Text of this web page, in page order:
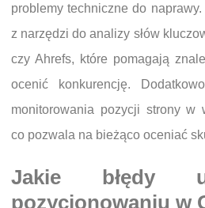
problemy techniczne do
z narzędzi do analizy słów
czy Ahrefs, które pomagają
ocenić konkurencję.
monitorowania pozycji strony w
co pozwala na bieżąco oceniać
Jakie błędy
pozycjonowaniu w